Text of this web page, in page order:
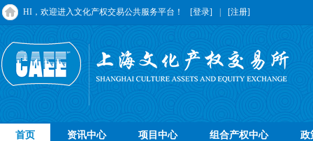
HI，欢迎进入文化产权交易公共服务平台！ [登录] [注册]
首页 资讯中心 项目中心 组合产权中心 政